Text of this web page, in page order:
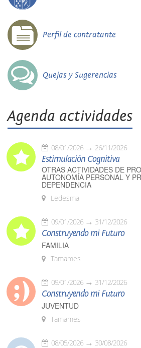
Perfil de contratante
Quejas y Sugerencias
Agenda actividades
08/01/2026 26/11/2026
Estimulación Cognitiva
OTRAS ACTIVIDADES DE
AUTONOMÍA PERSONAL Y
DEPENDENCIA
Ledesma
09/01/2026 31/12/2026
Construyendo mi Futuro
FAMILIA
Tamames
09/01/2026 31/12/2026
Construyendo mi Futuro
JUVENTUD
Tamames
08/05/2026 30/08/2026